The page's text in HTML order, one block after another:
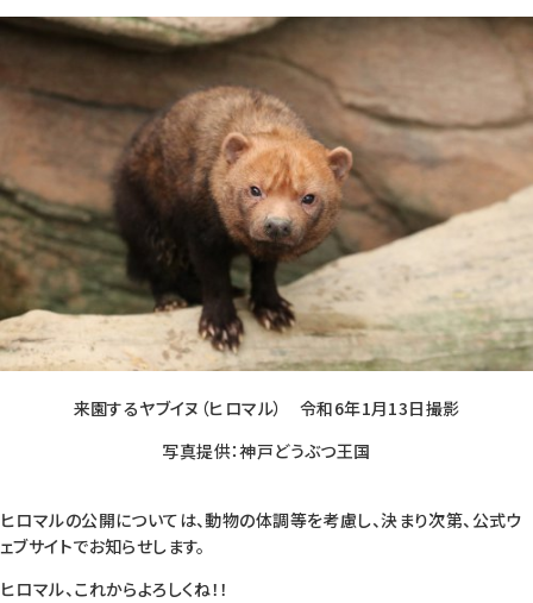
来園するヤブイヌ（ヒロマル） 令和6年1月13日撮影
写真提供：神戸どうぶつ王国
ヒロマルの公開については、動物の体調等を考慮し、決まり次第、公式ウ
ェブサイトでお知らせします。
ヒロマル、これからよろしくね！！